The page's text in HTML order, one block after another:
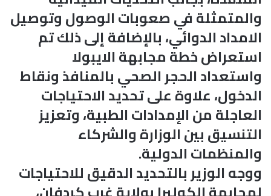
والمتمثلة في صعوبات الوصول وتوصيل
الامداد الدوائي، بالإضافة إلى ذلك تم
استعراض خطة مجابهة الايبولا
واستعداد الحجر الصحي بالمنافذ ونقاط
الدخول، علاوة على تحديد الاحتياجات
العاجلة من الإمدادات الطبية، وتعزيز
التنسيق بين الوزارة والشركاء
والمنظمات الدولية.
ووجه الوزير بالتحديد الدقيق للاحتياجات